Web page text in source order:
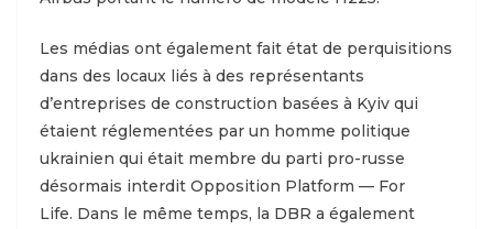
Les médias ont également fait état de perquisitions
dans des locaux liés à des représentants
d’entreprises de construction basées à Kyiv qui
étaient réglementées par un homme politique
ukrainien qui était membre du parti pro-russe
désormais interdit Opposition Platform — For
Life. Dans le même temps, la DBR a également